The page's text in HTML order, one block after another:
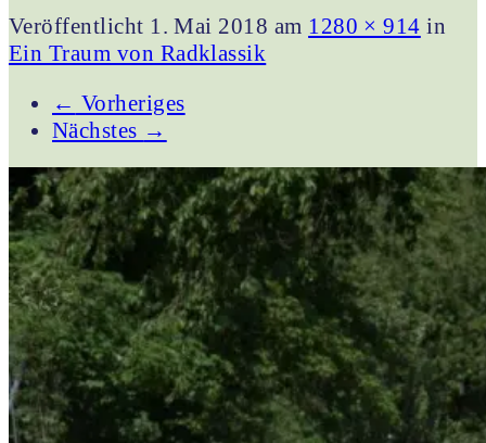
Veröffentlicht 1. Mai 2018 am 1280 × 914 in
Ein Traum von Radklassik
← Vorheriges
Nächstes →